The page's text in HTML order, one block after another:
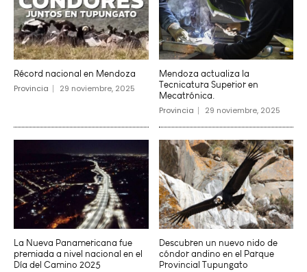
Récord nacional en Mendoza
Provincia 29 noviembre, 2025
Mendoza actualiza la
Tecnicatura Superior en
Mecatrónica.
Provincia 29 noviembre, 2025
La Nueva Panamericana fue
premiada a nivel nacional en el
Día del Camino 2025
Descubren un nuevo nido de
cóndor andino en el Parque
Provincial Tupungato